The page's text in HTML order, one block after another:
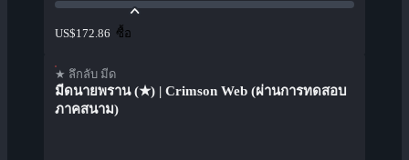
US$172.86 ซื้อ
★ ลึกลับ มีด
มีดนายพราน (★) | Crimson Web (ผ่านการทดสอบ
ภาคสนาม)